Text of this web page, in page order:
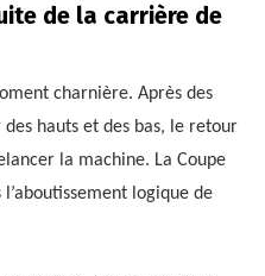
de la carrière de
charnière. Après des
hauts et des bas, le retour
la machine. La Coupe
logique de